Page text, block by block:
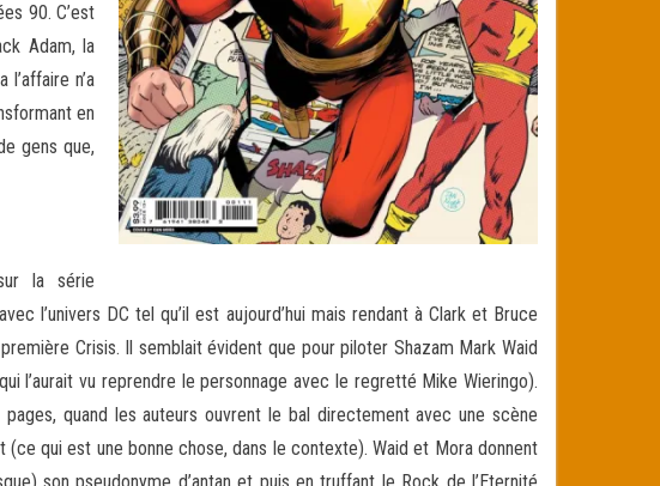
90. C’est
Adam, la
n’a
en
gens que,
la série
l’univers DC tel qu’il est aujourd’hui mais rendant à Clark et Bruce
Crisis. Il semblait évident que pour piloter Shazam Mark Waid
l’aurait vu reprendre le personnage avec le regretté Mike Wieringo).
quand les auteurs ouvrent le bal directement avec une scène
qui est une bonne chose, dans le contexte). Waid et Mora donnent